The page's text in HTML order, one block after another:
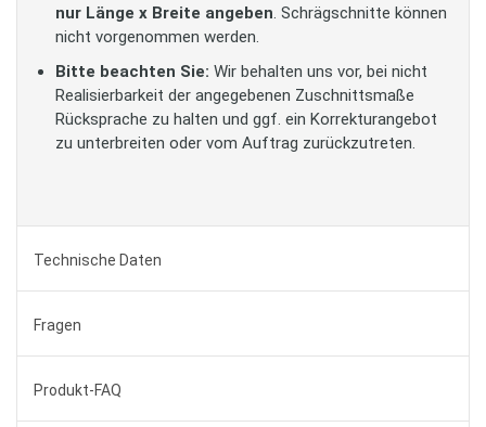
nur Länge x Breite angeben. Schrägschnitte können
nicht vorgenommen werden.
Bitte beachten Sie: Wir behalten uns vor, bei nicht
Realisierbarkeit der angegebenen Zuschnittsmaße
Rücksprache zu halten und ggf. ein Korrekturangebot
zu unterbreiten oder vom Auftrag zurückzutreten.
Technische Daten
Fragen
Produkt-FAQ